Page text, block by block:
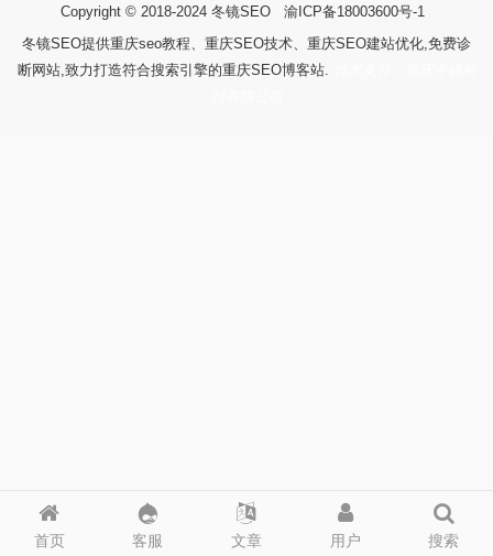
首页 客服 文章 用户 搜索
Copyright © 2018-2024 冬镜SEO
渝ICP备18003600号-1
冬镜SEO提供重庆seo教程、重庆SEO技术、重庆SEO建站优化,免费诊
断网站,致力打造符合搜索引擎的重庆SEO博客站.